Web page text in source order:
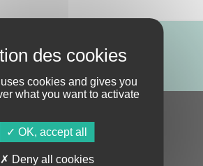
ABONNE-TOI !
À LA NEWSLETTER
cookies and gives you
what you want to activate
OK, accept all
Deny all cookies